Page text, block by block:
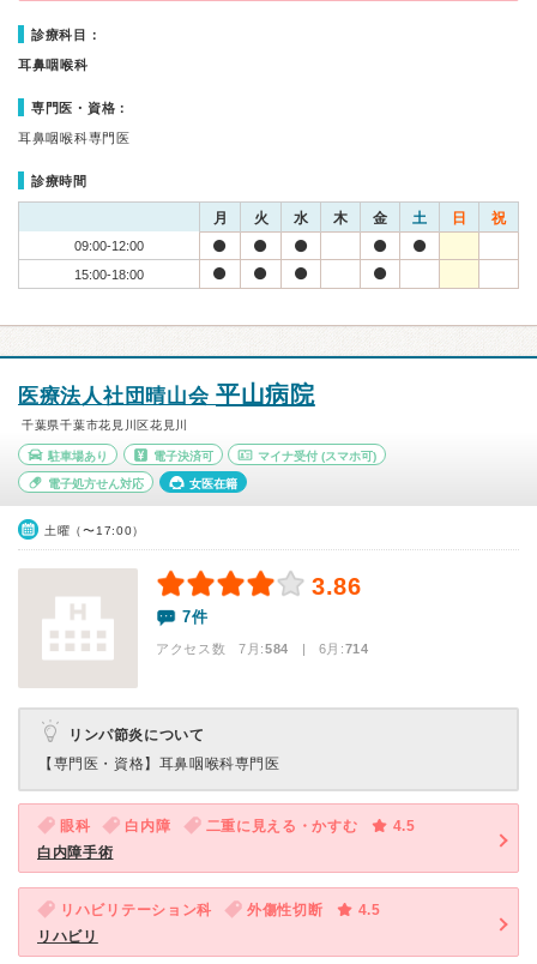
診療科目：
耳鼻咽喉科
専門医・資格：
耳鼻咽喉科専門医
診療時間
月 火 水 木 金 土 日 祝
09:00-12:00
15:00-18:00
医療法人社団晴山会 平山病院
千葉県千葉市花見川区花見川
駐車場あり 電子決済可 マイナ受付 (スマホ可)
電子処方せん対応 女医在籍
土曜（〜17:00）
3.86
7件
アクセス数 7月:584 | 6月:714
リンパ節炎について
【専門医・資格】 耳鼻咽喉科専門医
眼科 白内障 二重に見える・かすむ
4.5
白内障手術
リハビリテーション科 外傷性切断
4.5
リハビリ